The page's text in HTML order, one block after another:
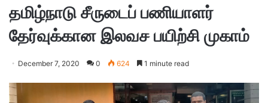
தமிழ்நாடு சீருடைப் பணியாளர்
தேர்வுக்கான இலவச பயிற்சி முகாம்
December 7, 2020 0 624 1 minute read